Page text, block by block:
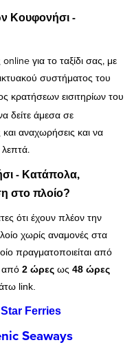
Κουφονήσι -
για το ταξίδι σας, με
συστήματος του
κρατήσεων εισιτηρίων του
δείτε άμεσα σε
και αναχωρήσεις και να
λεπτά.
- Κατάπολα,
στο πλοίο?
ότι έχουν πλέον την
χωρίς αναμονές στα
πραγματοποιείται από
από 2 ώρες ως 48 ώρες
link.
Ferries
Seaways